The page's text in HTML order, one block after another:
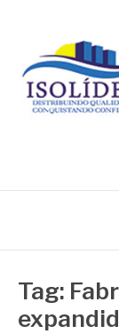
conteúdo
Tag: